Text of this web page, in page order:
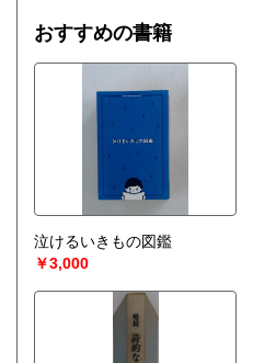
おすすめの書籍
泣けるいきもの図鑑
￥3,000